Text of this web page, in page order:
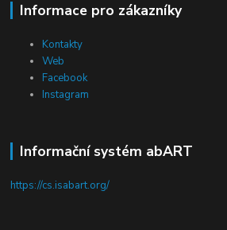
Informace pro zákazníky
Kontakty
Web
Facebook
Instagram
Informační systém abART
https://cs.isabart.org/